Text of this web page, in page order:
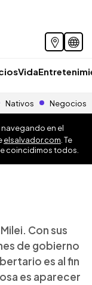
Vida
Nativos Negocios
navegando en el
elsalvador.com . Te
coincidimos todos.
Con sus
de gobierno
es al fin
es aparecer